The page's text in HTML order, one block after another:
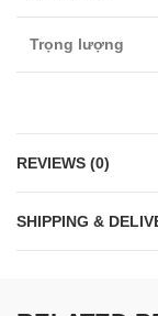
Trọng lượng
REVIEWS (0)
SHIPPING &